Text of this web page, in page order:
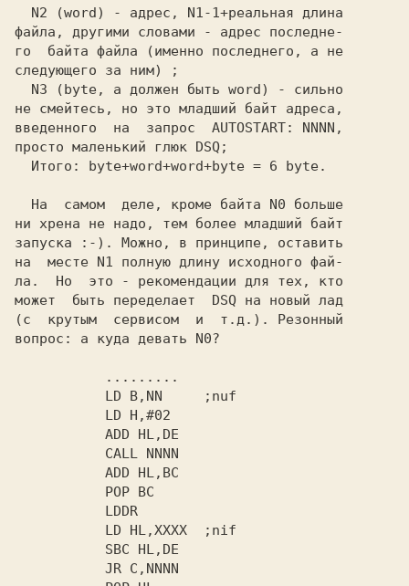
N2 (word)
- адрес, N1-1+реальная длина
файла, другими словами - адрес последне-
го  байта файла (именно последнего, а не
следующего за ним) ;
N3 (byte, а должен быть word) - сильно
не смейтесь, но это младший байт адреса,
введенного  на  запрос
просто маленький глюк
  Итого:
ни хрена не надо, тем более младший байт
запуска :-). Можно, в принципе, оставить
на  месте N1 полную длину исходного фай-
ла.  Но  это - рекомендации для тех, кто
может  быть переделает
DSQ на новый лад
(с  крутым  сервисом  и  т.д.). Резонный
вопрос: а куда девать N0?
       LD B,NN
       LD HL,XXXX